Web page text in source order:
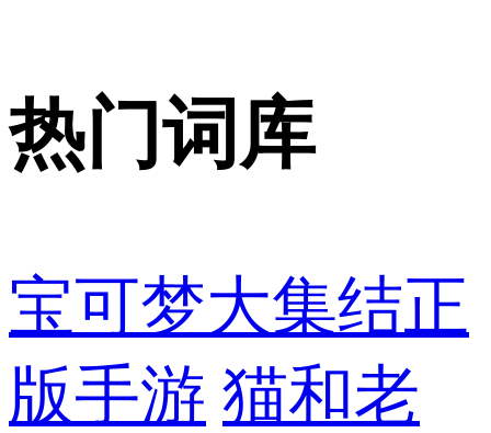
热门词库
宝可梦大集结正
版手游 猫和老